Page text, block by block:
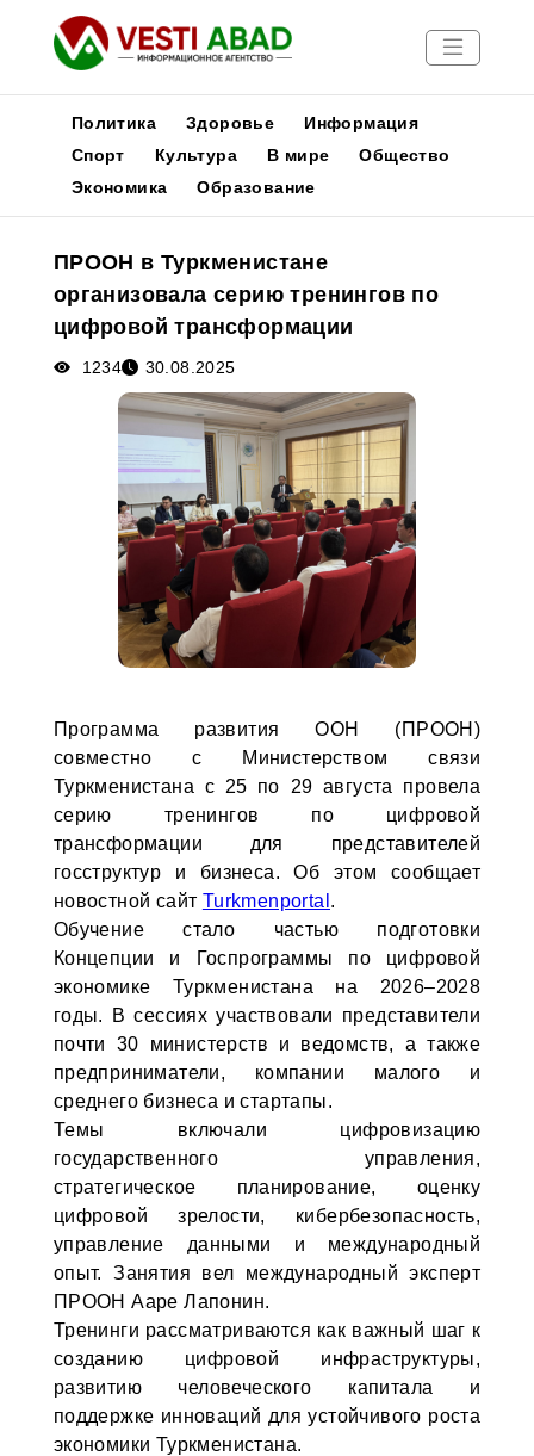
Новости
Медиа
Афиша
Политика Здоровье
Информация
Спорт
Культура В мире
Общество
Экономика
Образование
ПРООН в Туркменистане
организовала серию тренингов по
цифровой трансформации
1234 30.08.2025
Программа развития ООН (ПРООН)
совместно с Министерством связи
Туркменистана с 25 по 29 августа провела
серию тренингов по цифровой
трансформации для представителей
госструктур и бизнеса. Об этом сообщает
новостной сайт Turkmenportal .
Обучение стало частью подготовки
Концепции и Госпрограммы по цифровой
экономике Туркменистана на 2026–2028
годы. В сессиях участвовали представители
почти 30 министерств и ведомств, а также
предприниматели, компании малого и
среднего бизнеса и стартапы.
Темы включали цифровизацию
государственного управления,
стратегическое планирование, оценку
цифровой зрелости, кибербезопасность,
управление данными и международный
опыт. Занятия вел международный эксперт
ПРООН Ааре Лапонин.
Тренинги рассматриваются как важный шаг к
созданию цифровой инфраструктуры,
развитию человеческого капитала и
поддержке инноваций для устойчивого роста
экономики Туркменистана.